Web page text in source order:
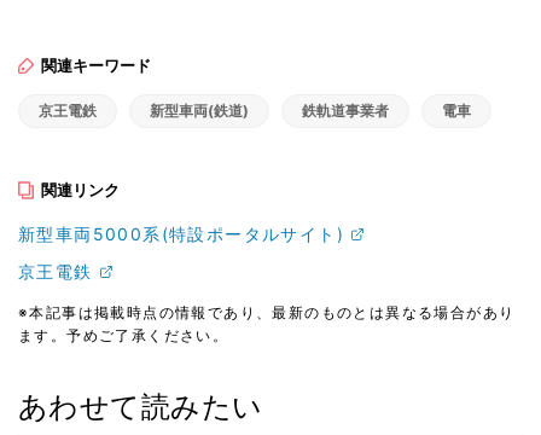
関連キーワード
京王電鉄 新型車両(鉄道) 鉄軌道事業者 電車
関連リンク
新型車両5000系(特設ポータルサイト)
京王電鉄
※本記事は掲載時点の情報であり、最新のものとは異なる場合があり
ます。予めご了承ください。
あわせて読みたい